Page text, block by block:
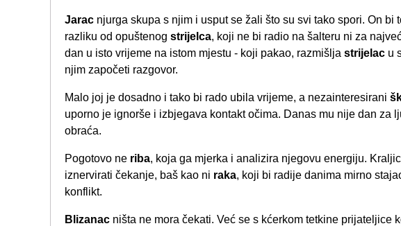
Jarac njurga skupa s njim i usput se žali što su svi tako spori. On bi
razliku od opuštenog strijelca, koji ne bi radio na šalteru ni za
dan u isto vrijeme na istom mjestu - koji pakao, razmišlja strijelac u
njim započeti razgovor.
Malo joj je dosadno i tako bi rado ubila vrijeme, a nezainteresirani
uporno je ignorše i izbjegava kontakt očima. Danas mu nije dan za
obraća.
Pogotovo ne riba, koja ga mjerka i analizira njegovu energiju.
iznervirati čekanje, baš kao ni raka, koji bi radije danima mirno
konflikt.
Blizanac ništa ne mora čekati. Već se s kćerkom tetkine prijateljice